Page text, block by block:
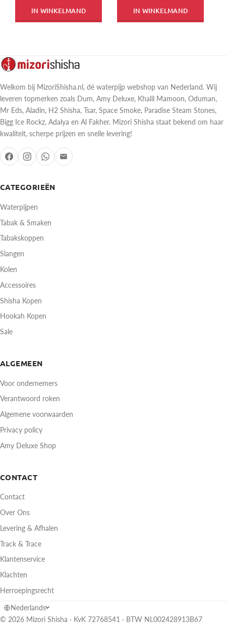
IN WINKELMAND IN WINKELMAND
CATEGORIEËN
Waterpijpen
Tabak & Smaken
Tabakskoppen
Slangen
Kolen
Accessoires
Shisha Kopen
Hookah Kopen
Sale
ALGEMEEN
Voor ondernemers
Verantwoord roken
Algemene voorwaarden
Privacy policy
Amy Deluxe Shop
CONTACT
Contact
Over Ons
Levering & Afhalen
Track & Trace
Klantenservice
Klachten
Herroepingsrecht
Welkom bij MizoriShisha.nl, dé waterpijp webshop van Nederland. Wij
leveren topmerken zoals Dum, Amy Deluxe, Khalil Mamoon, Oduman,
Mr Eds, Aladin, H2 Shisha, Tsar, Space Smoke, Paradise Steam Stones,
Bigg Ice Rockz, Adalya en Al Fakher. Mizori Shisha staat bekend om haar
kwaliteit, scherpe prijzen en snelle levering!
Nederlands
© 2026 Mizori Shisha · KvK 72768541 · BTW NL002428913B67